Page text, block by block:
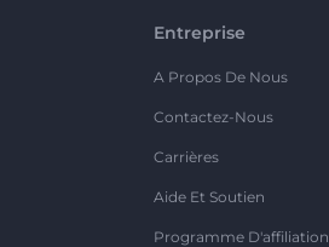
Entreprise
A Propos De Nous
Contactez-Nous
Carrières
Aide Et Soutien
Programme D'affiliation